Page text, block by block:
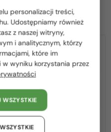
2-4 DNI -15%
Z SOCZEWKĄ MONOFOKALNĄ
PLUS 275 PLN
dla Ciebie kraj:
HU
/ EN
personalizacji treści,
Udostępniamy również
z naszej witryny,
i analitycznym, którzy
które im
w wyniku korzystania przez
WSZYSTKIE